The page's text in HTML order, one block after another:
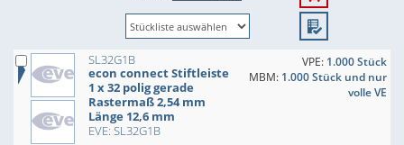
SL32G1B
econ connect Stiftleiste
1 x 32 polig gerade
Rastermaß 2,54 mm
Länge 12,6 mm
EVE: SL32G1B
VPE: 1.000 Stück
MBM: 1.000 Stück und nur
volle VE